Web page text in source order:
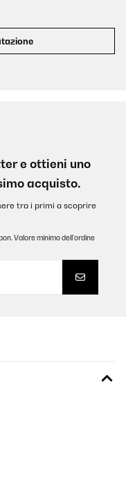
e ottieni uno
acquisto.
tra i primi a scoprire
Valore minimo dell’ordine